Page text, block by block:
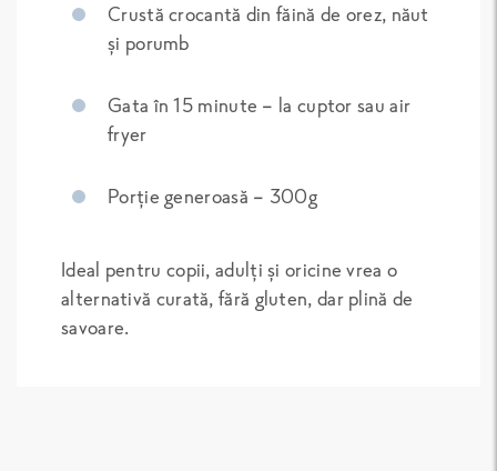
Crustă crocantă din făină de orez, năut
și porumb
Gata în 15 minute – la cuptor sau air
fryer
Porție generoasă – 300g
Ideal pentru copii, adulți și oricine vrea o
alternativă curată, fără gluten, dar plină de
savoare.